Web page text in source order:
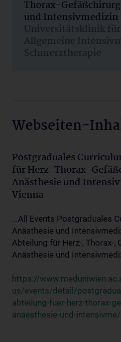
Thorax-
und Intensivmedizin
Universitätsklinik für
Allgemeine
Schmerztherapie
Webseiten-
Postgraduales
für Herz-Thorax-
Anästhesie und
Vienna
...All Events Postgraduales
Anästhesie und
Abteilung für Herz-, Thorax-,
Anästhesie und
https://
us/events/detail/
abteilung-fuer-herz-thorax-
anaesthesie-und-intensivme/